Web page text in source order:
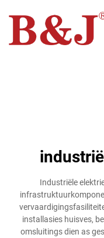
Industriële
installasies huisves,
omsluitings dien as